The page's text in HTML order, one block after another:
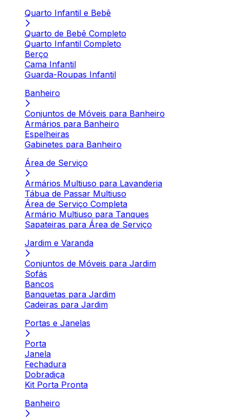
Quarto Infantil e Bebê
Quarto de Bebê Completo
Quarto Infantil Completo
Berço
Cama Infantil
Guarda-Roupas Infantil
Banheiro
Conjuntos de Móveis para Banheiro
Armários para Banheiro
Espelheiras
Gabinetes para Banheiro
Área de Serviço
Armários Multiuso para Lavanderia
Tábua de Passar Multiuso
Área de Serviço Completa
Armário Multiuso para Tanques
Sapateiras para Área de Serviço
Jardim e Varanda
Conjuntos de Móveis para Jardim
Sofás
Bancos
Banquetas para Jardim
Cadeiras para Jardim
Portas e Janelas
Porta
Janela
Fechadura
Dobradiça
Kit Porta Pronta
Banheiro